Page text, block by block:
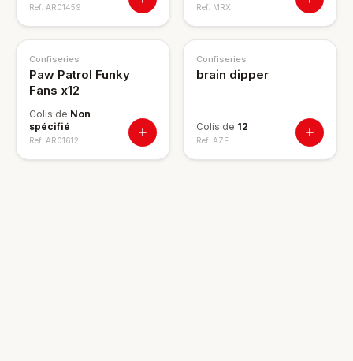
Ref. AR01459 Ref. MRX
Confiseries
Paw Patrol Funky
Fans x12
Colis de Non
spécifié
Ref. AR01612
Confiseries
brain dipper
Colis de 12
Ref. AZE